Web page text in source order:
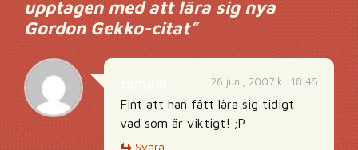
upptagen med att lära sig nya
Gordon Gekko-citat”
26 juni, 2007 kl. 18:45
Fint att han fått lära sig tidigt
vad som är viktigt! ;P
Svara